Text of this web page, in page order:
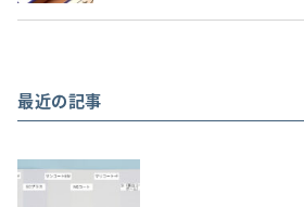
最近の記事